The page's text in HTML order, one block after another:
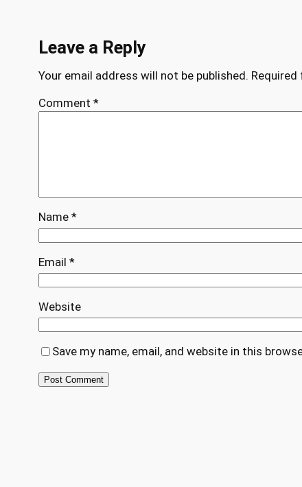
Leave a Reply
Your email address will not be published. Required
Comment *
Name *
Email *
Website
Save my name, email, and website in this